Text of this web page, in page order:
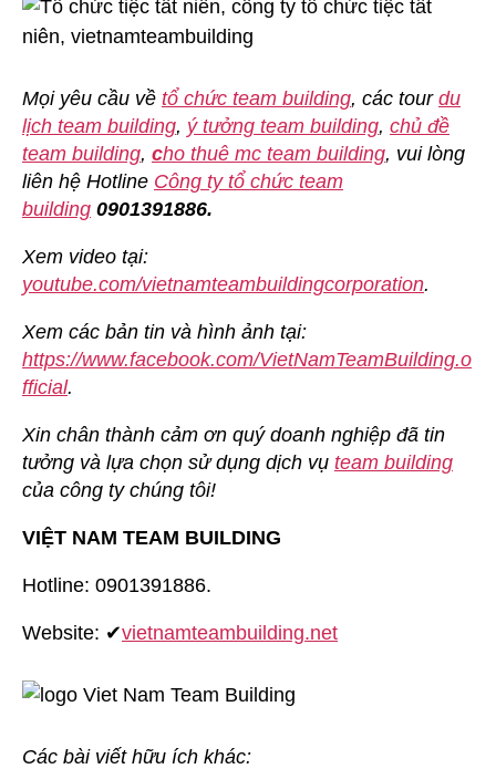
Mọi yêu cầu về tổ chức team building, các tour du
lịch team building, ý tưởng team building, chủ đề
team building, cho thuê mc team building, vui lòng
liên hệ Hotline Công ty tổ chức team
building 0901391886.
Xem video tại:
youtube.com/vietnamteambuildingcorporation.
Xem các bản tin và hình ảnh tại:
https://www.facebook.com/VietNamTeamBuilding.o
fficial.
Xin chân thành cảm ơn quý doanh nghiệp đã tin
tưởng và lựa chọn sử dụng dịch vụ team building
của công ty chúng tôi!
VIỆT NAM TEAM BUILDING
Hotline: 0901391886.
Website: ✔vietnamteambuilding.net
Các bài viết hữu ích khác: